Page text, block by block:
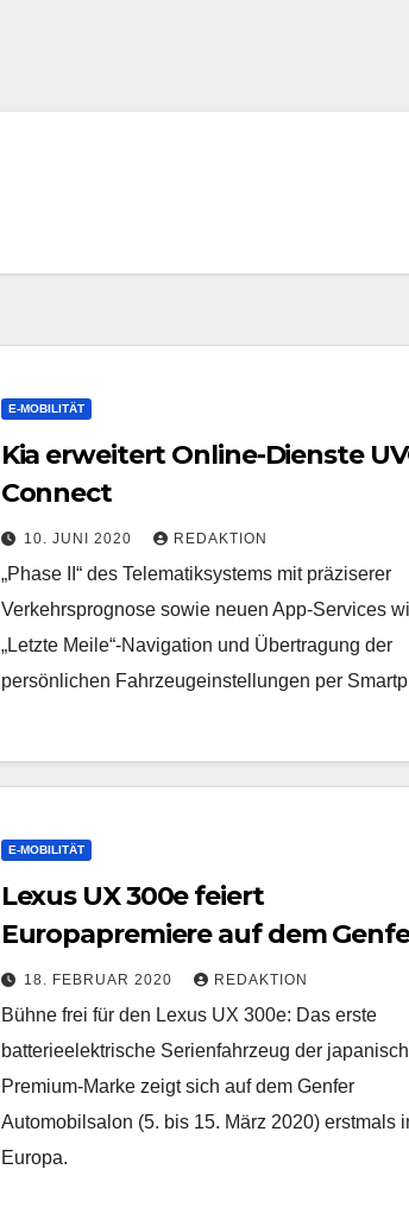
E-MOBILITÄT
Kia erweitert Online-Dienste
Connect
10. JUNI 2020 REDAKTION
„Phase II“ des Telematiksystems mit präziserer
Verkehrsprognose sowie neuen App-Services
„Letzte Meile“-Navigation und Übertragung der
persönlichen Fahrzeugeinstellungen per
E-MOBILITÄT
Lexus UX 300e feiert
Europapremiere auf dem
Automobilsalon 2020
18. FEBRUAR 2020 REDAKTION
Bühne frei für den Lexus UX 300e: Das erste
batterieelektrische Serienfahrzeug der
Premium-Marke zeigt sich auf dem Genfer
Automobilsalon (5. bis 15. März 2020) erstmals
Europa.